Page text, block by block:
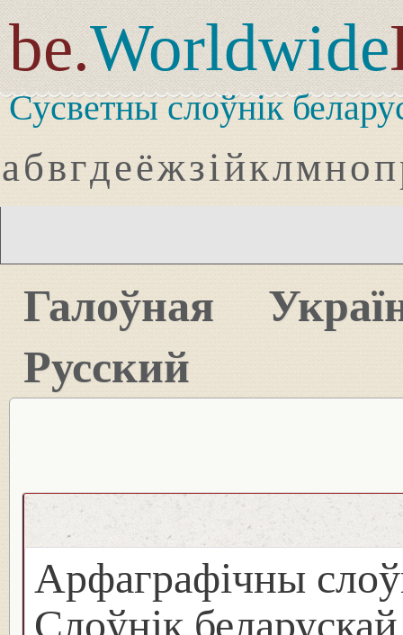
be.Worldwide
Сусветны слоўнік
абвгдеёжзійклмноп
Галоўная
Русский
Арфаграфічны
Слоўнік